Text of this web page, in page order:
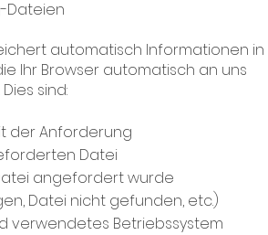
Dateien
automatisch Informationen in
Ihr Browser automatisch an uns
sind:
der Anforderung
Datei
angefordert wurde
Datei nicht gefunden, etc.)
verwendetes Betriebssystem